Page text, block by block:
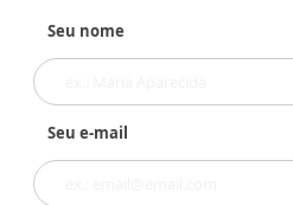
Seu nome
Seu e-mail